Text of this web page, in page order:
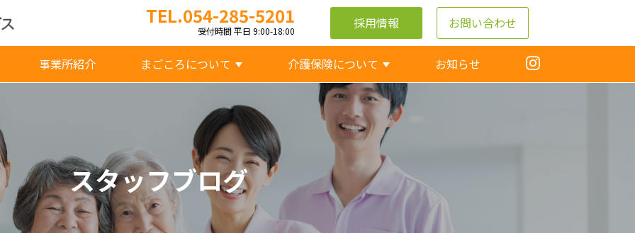
TEL.054-285-5201
受付時間 平日 9:00-18:00 採用情報 お問い合わせ
事業所紹介 まごころについて 介護保険について お知らせ
スタッフブログ